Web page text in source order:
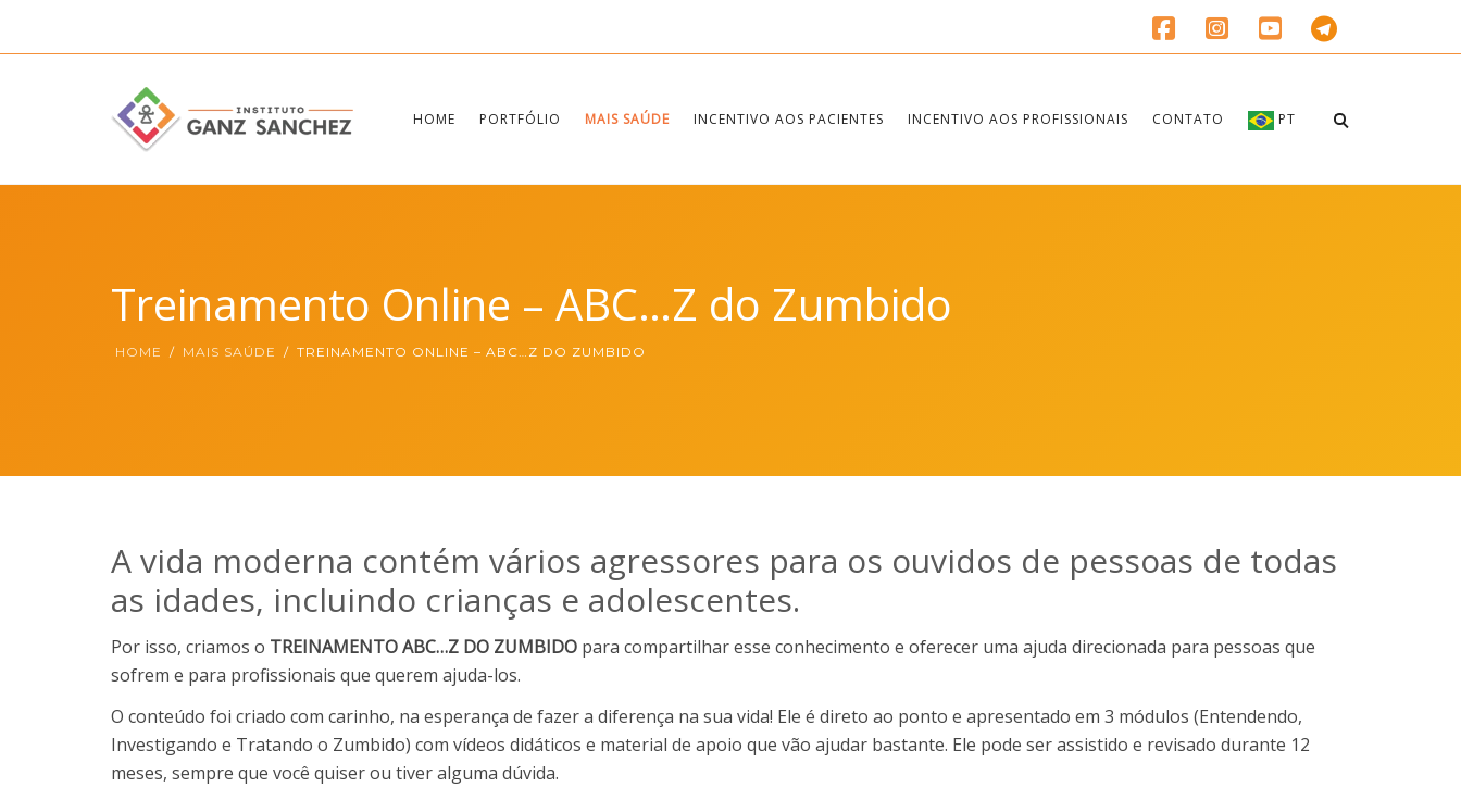
HOME PORTFÓLIO MAIS SAÚDE INCENTIVO AOS PACIENTES INCENTIVO AOS PROFISSIONAIS CONTATO PT
Treinamento Online – ABC…Z do Zumbido
HOME MAIS SAÚDE TREINAMENTO ONLINE – ABC…Z DO ZUMBIDO
A vida moderna contém vários agressores para os ouvidos de pessoas de todas
as idades, incluindo crianças e adolescentes.
Por isso, criamos o TREINAMENTO ABC…Z DO ZUMBIDO para compartilhar esse conhecimento e oferecer uma ajuda direcionada para pessoas que
sofrem e para profissionais que querem ajuda-los.
O conteúdo foi criado com carinho, na esperança de fazer a diferença na sua vida! Ele é direto ao ponto e apresentado em 3 módulos (Entendendo,
Investigando e Tratando o Zumbido) com vídeos didáticos e material de apoio que vão ajudar bastante. Ele pode ser assistido e revisado durante 12
meses, sempre que você quiser ou tiver alguma dúvida.